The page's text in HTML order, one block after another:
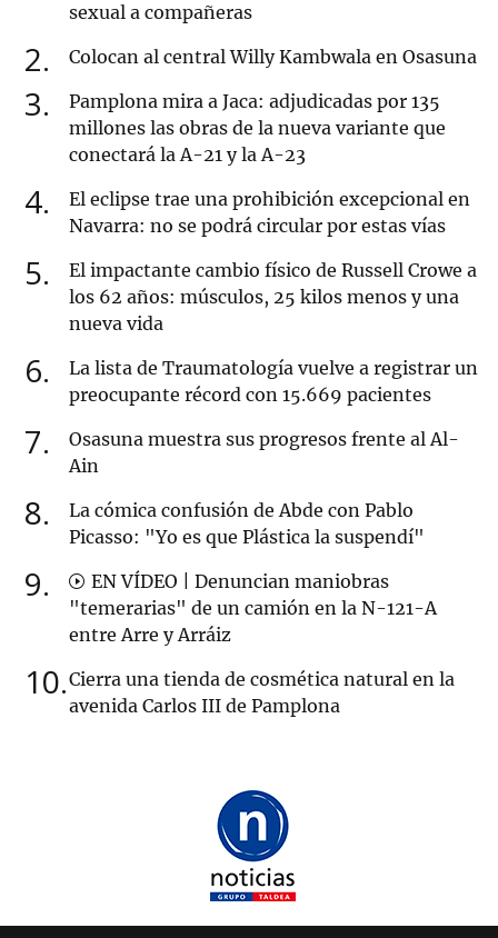
sexual a compañeras
2 Colocan al central Willy Kambwala en Osasuna
3
Pamplona mira a Jaca: adjudicadas por 135
millones las obras de la nueva variante que
conectará la A-21 y la A-23
4
El eclipse trae una prohibición excepcional en
Navarra: no se podrá circular por estas vías
5
El impactante cambio físico de Russell Crowe a
los 62 años: músculos, 25 kilos menos y una
nueva vida
6
La lista de Traumatología vuelve a registrar un
preocupante récord con 15.669 pacientes
7
Osasuna muestra sus progresos frente al Al-
Ain
8
La cómica confusión de Abde con Pablo
Picasso: "Yo es que Plástica la suspendí"
9
EN VÍDEO | Denuncian maniobras
"temerarias" de un camión en la N-121-A
entre Arre y Arráiz
10 Cierra una tienda de cosmética natural en la
avenida Carlos III de Pamplona